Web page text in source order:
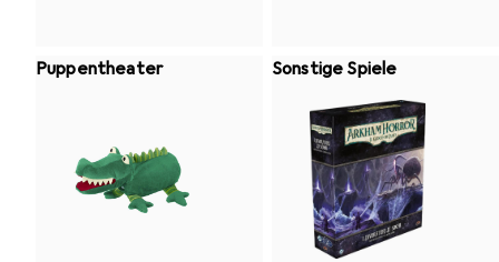
Puppentheater Sonstige Spiele